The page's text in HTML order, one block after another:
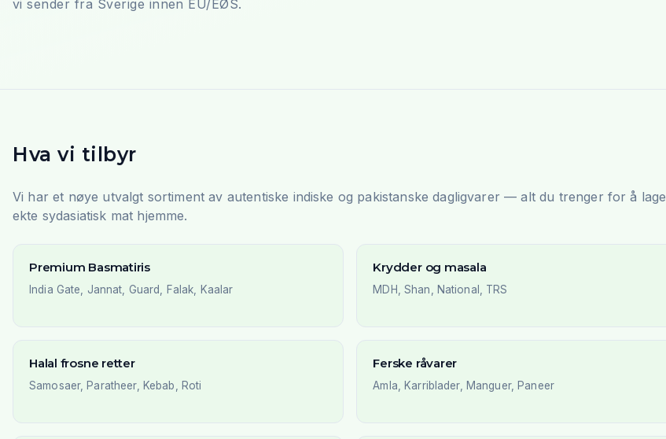
vi sender fra Sverige innen EU/EØS.
Hva vi tilbyr
Vi har et nøye utvalgt sortiment av autentiske indiske og pakistanske dagligvarer — alt du trenger for å lage
ekte sydasiatisk mat hjemme.
Premium Basmatiris
India Gate, Jannat, Guard, Falak, Kaalar
Krydder og masala
MDH, Shan, National, TRS
Halal frosne retter
Samosaer, Paratheer, Kebab, Roti
Ferske råvarer
Amla, Karriblader, Manguer, Paneer